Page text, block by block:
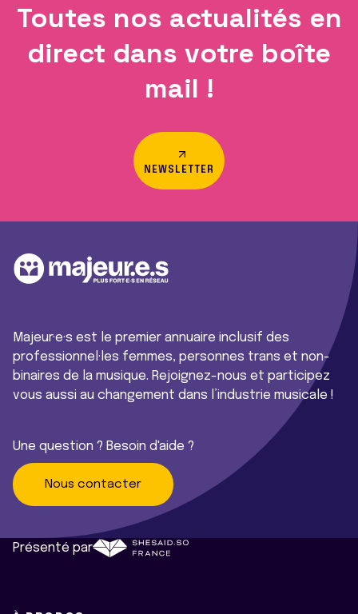
Toutes nos actualités en
direct dans votre boîte
mail !
NEWSLETTER
Majeur·e·s est le premier annuaire inclusif des
professionnel·les femmes, personnes trans et non-
binaires de la musique. Rejoignez-nous et participez
vous aussi au changement dans l’industrie musicale !
Une question ? Besoin d'aide ?
Nous contacter
Présenté par